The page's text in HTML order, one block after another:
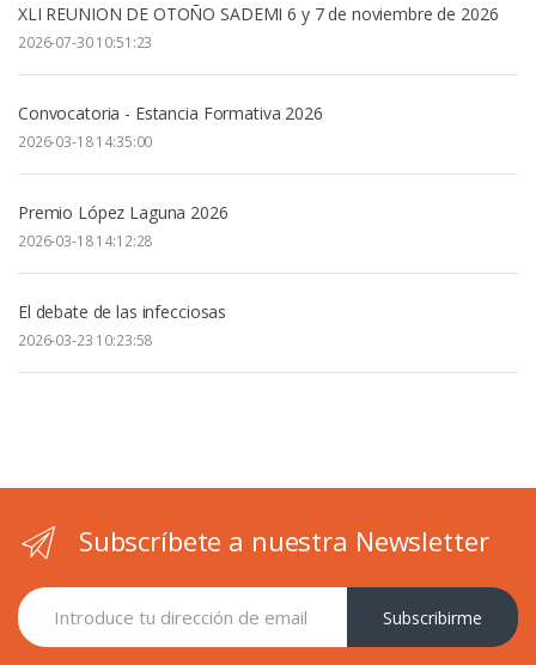
XLI REUNION DE OTOÑO SADEMI 6 y 7 de noviembre de 2026
2026-07-30 10:51:23
Convocatoria - Estancia Formativa 2026
2026-03-18 14:35:00
Premio López Laguna 2026
2026-03-18 14:12:28
El debate de las infecciosas
2026-03-23 10:23:58
Subscríbete a nuestra Newsletter
Subscribirme